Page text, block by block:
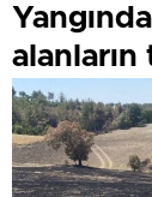
alanların